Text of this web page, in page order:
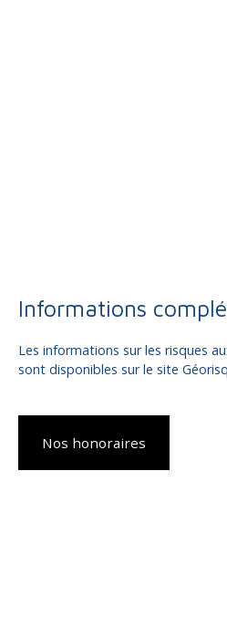
Informations
Les informations sur les risques
sont disponibles sur le site
Nos honoraires